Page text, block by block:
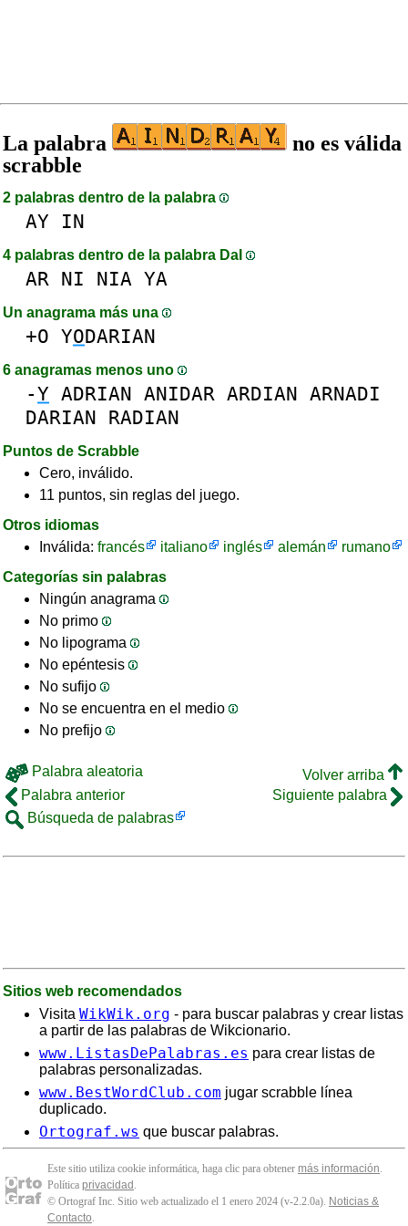
La palabra
no es válida
scrabble
2 palabras dentro de la palabra
AY IN
4 palabras dentro de la palabra DaI
AR NI NIA YA
Un anagrama más una
+O YODARIAN
6 anagramas menos uno
-Y ADRIAN ANIDAR ARDIAN ARNADI
DARIAN RADIAN
Puntos de Scrabble
Cero, inválido.
11 puntos, sin reglas del juego.
Otros idiomas
Inválida: francés italiano inglés alemán
rumano
Categorías sin palabras
Ningún anagrama
No primo
No lipograma
No epéntesis
No sufijo
No se encuentra en el medio
No prefijo
Palabra aleatoria
Volver arriba
Palabra anterior
Siguiente palabra
Búsqueda de palabras
Sitios web recomendados
Visita WikWik.org - para buscar palabras y crear listas
a partir de las palabras de Wikcionario.
www.ListasDePalabras.es para crear listas de
palabras personalizadas.
www.BestWordClub.com jugar scrabble línea
duplicado.
Ortograf.ws que buscar palabras.
Este sitio utiliza cookie informática, haga clic para obtener más información.
Política privacidad .
© Ortograf Inc. Sitio web actualizado el 1 enero 2024 (v-2.2.0a). Noticias &
Contacto.